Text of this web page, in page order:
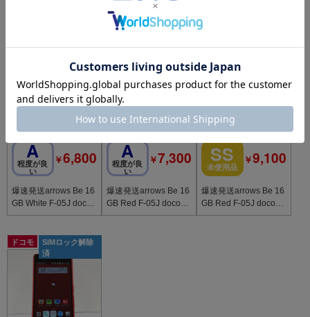
ロム 中古本体
A
程度が良
い
￥6,800
爆速発送arrows Be 16
GB White F-05J doco
mo版SIMフリー
ドコモ
A
程度が良
い
￥7,300
爆速発送arrows Be 16
GB Red F-05J docom
o版SIMフリー 極美品
SS
未使用品
￥9,100
爆速発送arrows Be 16
GB Red F-05J docom
o版 新品未使用
ドコモ
SIMロック解除
済